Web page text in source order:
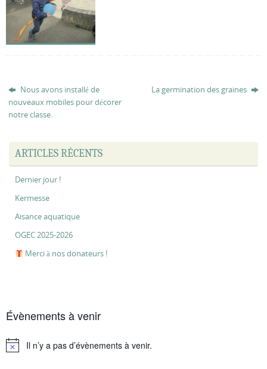
Nous avons installé de
nouveaux mobiles pour décorer
notre classe.
La germination des graines
ARTICLES RÉCENTS
Dernier jour !
Kermesse
Aisance aquatique
OGEC 2025-2026
Merci à nos donateurs !
Évènements à venir
NoticeIl n’y a pas d’évènements à venir.